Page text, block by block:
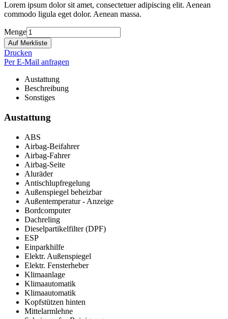
Lorem ipsum dolor sit amet, consectetuer adipiscing elit. Aenean
commodo ligula eget dolor. Aenean massa.
Menge
Drucken
Per E-Mail anfragen
Austattung
Beschreibung
Sonstiges
Austattung
ABS
Airbag-Beifahrer
Airbag-Fahrer
Airbag-Seite
Aluräder
Antischlupfregelung
Außenspiegel beheizbar
Außentemperatur - Anzeige
Bordcomputer
Dachreling
Dieselpartikelfilter (DPF)
ESP
Einparkhilfe
Elektr. Außenspiegel
Elektr. Fensterheber
Klimaanlage
Klimaautomatik
Klimaautomatik
Kopfstützen hinten
Mittelarmlehne